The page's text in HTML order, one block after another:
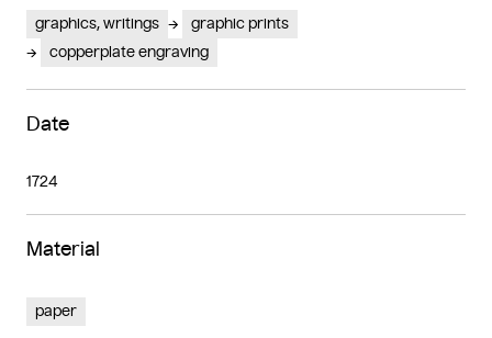
graphics, writings
graphic prints
copperplate engraving
Date
1724
Material
paper